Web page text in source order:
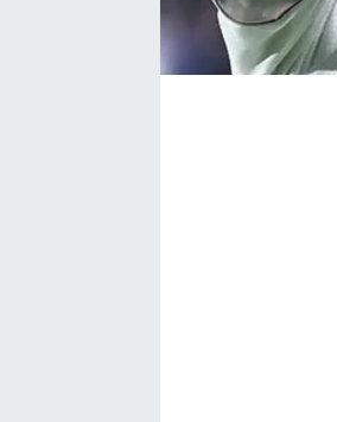
İletişim (Künye)